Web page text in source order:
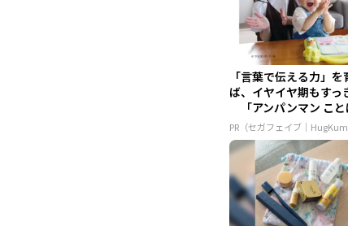
「言葉で伝える力」を
ば、イヤイヤ期もすっ
「アンパンマン こ
かん...
PR（セガフェイブ｜HugKum